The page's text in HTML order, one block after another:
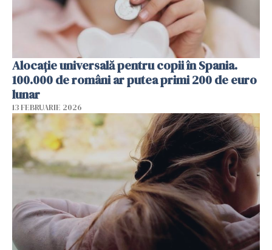
Alocație universală pentru copii în Spania.
100.000 de români ar putea primi 200 de euro
lunar
13 FEBRUARIE 2026